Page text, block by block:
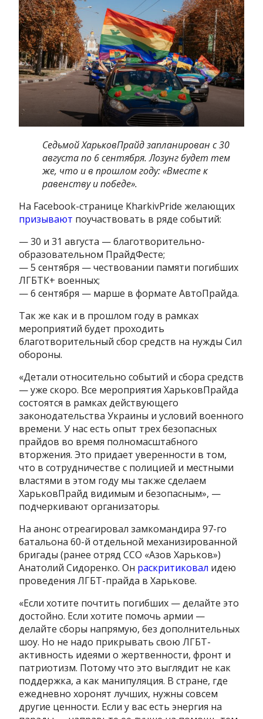
Седьмой ХарьковПрайд запланирован с 30
августа по 6 сентября. Лозунг будет тем
же, что и в прошлом году: «Вместе к
равенству и победе».
На Facebook-странице KharkivPride желающих
призывают поучаствовать в ряде событий:
— 30 и 31 августа — благотворительно-
образовательном ПрайдФесте;
— 5 сентября — чествовании памяти погибших
ЛГБТК+ военных;
— 6 сентября — марше в формате АвтоПрайда.
Так же как и в прошлом году в рамках
мероприятий будет проходить
благотворительный сбор средств на нужды Сил
обороны.
«Детали относительно событий и сбора средств
— уже скоро. Все мероприятия ХарьковПрайда
состоятся в рамках действующего
законодательства Украины и условий военного
времени. У нас есть опыт трех безопасных
прайдов во время полномасштабного
вторжения. Это придает уверенности в том,
что в сотрудничестве с полицией и местными
властями в этом году мы также сделаем
ХарьковПрайд видимым и безопасным», —
подчеркивают организаторы.
На анонс отреагировал замкомандира 97-го
батальона 60-й отдельной механизированной
бригады (ранее отряд ССО «Азов Харьков»)
Анатолий Сидоренко. Он раскритиковал идею
проведения ЛГБТ-прайда в Харькове.
«Если хотите почтить погибших — делайте это
достойно. Если хотите помочь армии —
делайте сборы напрямую, без дополнительных
шоу. Но не надо прикрывать свою ЛГБТ-
активность идеями о жертвенности, фронт и
патриотизм. Потому что это выглядит не как
поддержка, а как манипуляция. В стране, где
ежедневно хоронят лучших, нужны совсем
другие ценности. Если у вас есть энергия на